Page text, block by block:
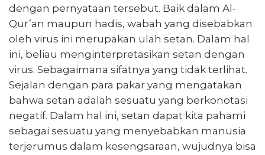
dengan pernyataan tersebut. Baik dalam Al-
Qur’an maupun hadis, wabah yang disebabkan
oleh virus ini merupakan ulah setan. Dalam hal
ini, beliau menginterpretasikan setan dengan
virus. Sebagaimana sifatnya yang tidak terlihat.
Sejalan dengan para pakar yang mengatakan
bahwa setan adalah sesuatu yang berkonotasi
negatif. Dalam hal ini, setan dapat kita pahami
sebagai sesuatu yang menyebabkan manusia
terjerumus dalam kesengsaraan, wujudnya bisa